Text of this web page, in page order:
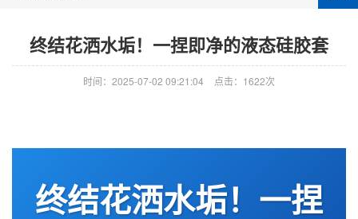
终结花洒水垢！一捏即净的液态硅胶套
时间：2025-07-02 09:21:04 点击：1622次
终结花洒水垢！一捏